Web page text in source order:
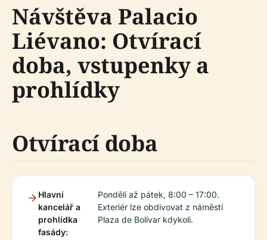
Návštěva Palacio
Liévano: Otvírací
doba, vstupenky a
prohlídky
Otvírací doba
Hlavní
kancelář a
prohlídka
fasády:
Pondělí až pátek, 8:00 – 17:00.
Exteriér lze obdivovat z náměstí
Plaza de Bolívar kdykoli.